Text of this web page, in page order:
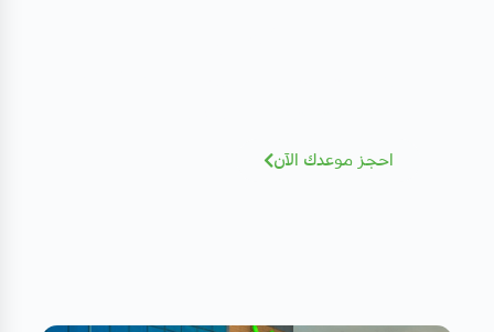
احجز موعدك الآن